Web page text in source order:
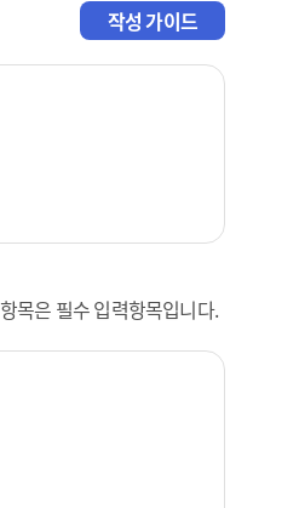
작성 가이드
항목은 필수 입력항목입니다.